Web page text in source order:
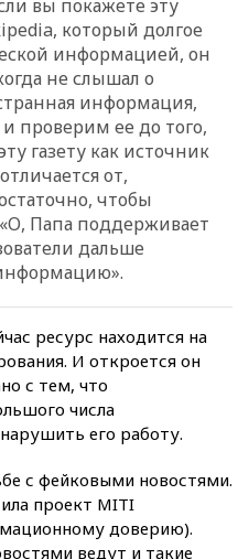
вы покажете эту
который долгое
информацией, он
не слышал о
информация,
проверим ее до того,
газету как источник
от,
чтобы
Папа поддерживает
дальше
ресурс находится на
И откроется он
с тем, что
числа
его работу.
с фейковыми новостями.
проект MITI
доверию).
ведут и такие